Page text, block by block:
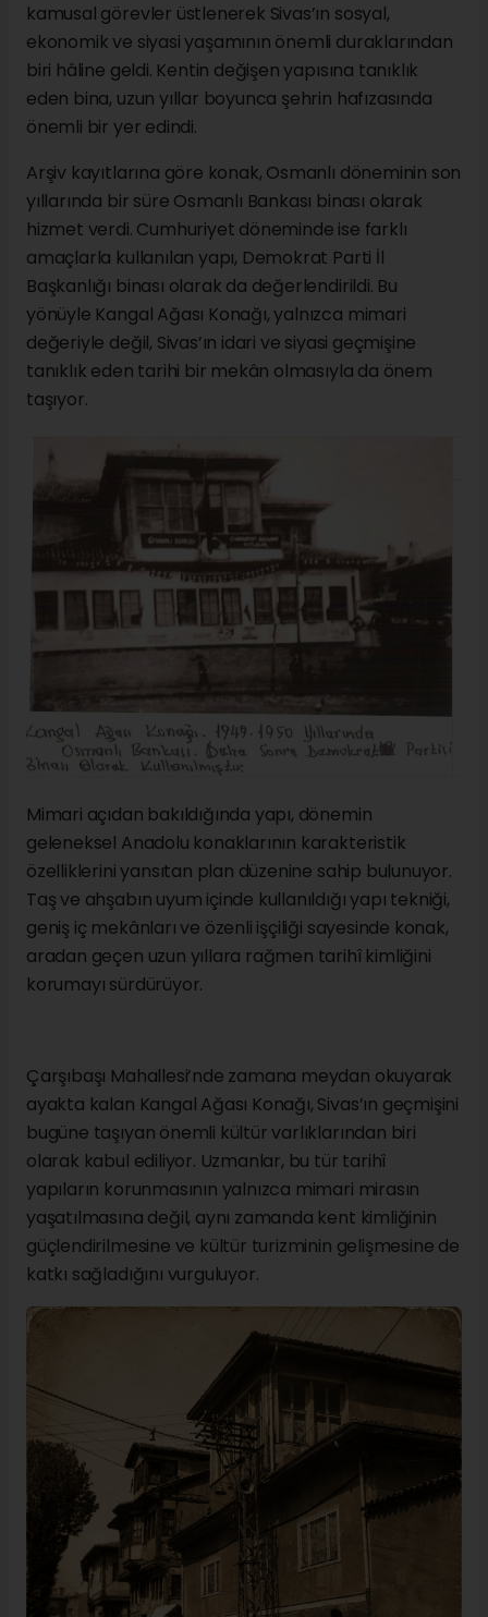
kamusal görevler üstlenerek Sivas’ın sosyal,
ekonomik ve siyasi yaşamının önemli duraklarından
biri hâline geldi. Kentin değişen yapısına tanıklık
eden bina, uzun yıllar boyunca şehrin hafızasında
önemli bir yer edindi.
Arşiv kayıtlarına göre konak, Osmanlı döneminin son
yıllarında bir süre Osmanlı Bankası binası olarak
hizmet verdi. Cumhuriyet döneminde ise farklı
amaçlarla kullanılan yapı, Demokrat Parti İl
Başkanlığı binası olarak da değerlendirildi. Bu
yönüyle Kangal Ağası Konağı, yalnızca mimari
değeriyle değil, Sivas’ın idari ve siyasi geçmişine
tanıklık eden tarihi bir mekân olmasıyla da önem
taşıyor.
Mimari açıdan bakıldığında yapı, dönemin
geleneksel Anadolu konaklarının karakteristik
özelliklerini yansıtan plan düzenine sahip bulunuyor.
Taş ve ahşabın uyum içinde kullanıldığı yapı tekniği,
geniş iç mekânları ve özenli işçiliği sayesinde konak,
aradan geçen uzun yıllara rağmen tarihî kimliğini
korumayı sürdürüyor.
Çarşıbaşı Mahallesi’nde zamana meydan okuyarak
ayakta kalan Kangal Ağası Konağı, Sivas’ın geçmişini
bugüne taşıyan önemli kültür varlıklarından biri
olarak kabul ediliyor. Uzmanlar, bu tür tarihî
yapıların korunmasının yalnızca mimari mirasın
yaşatılmasına değil, aynı zamanda kent kimliğinin
güçlendirilmesine ve kültür turizminin gelişmesine de
katkı sağladığını vurguluyor.